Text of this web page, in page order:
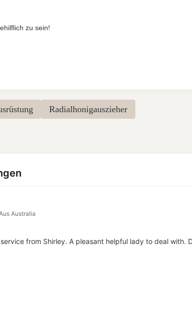
zu sein!
Radialhonigauszieher
Australia
from Shirley. A pleasant helpful lady to deal